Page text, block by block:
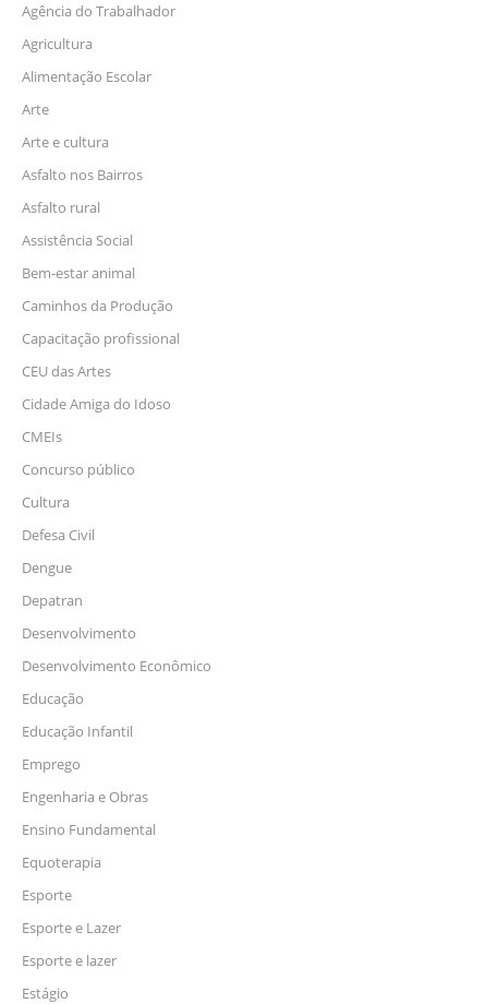
Agência do Trabalhador
Agricultura
Alimentação Escolar
Arte
Arte e cultura
Asfalto nos Bairros
Asfalto rural
Assistência Social
Bem-estar animal
Caminhos da Produção
Capacitação profissional
CEU das Artes
Cidade Amiga do Idoso
CMEIs
Concurso público
Cultura
Defesa Civil
Dengue
Depatran
Desenvolvimento
Desenvolvimento Econômico
Educação
Educação Infantil
Emprego
Engenharia e Obras
Ensino Fundamental
Equoterapia
Esporte
Esporte e Lazer
Esporte e lazer
Estágio